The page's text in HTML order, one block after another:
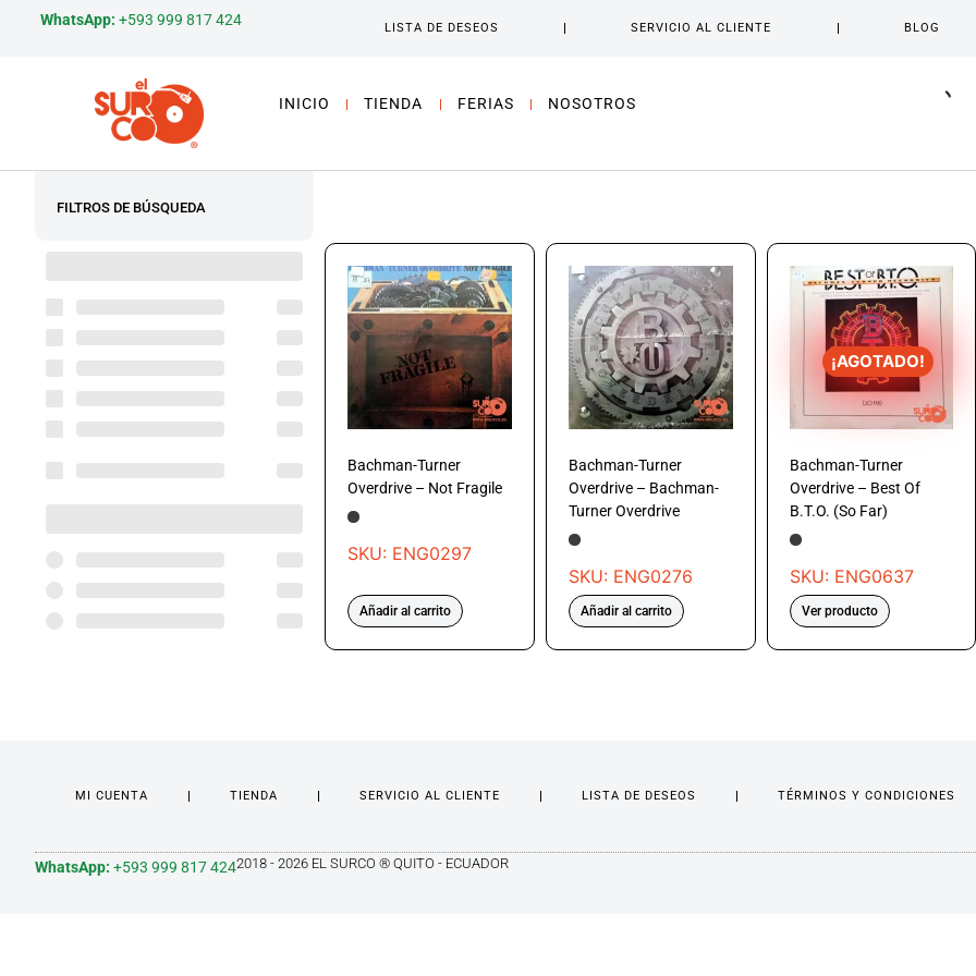
WhatsApp: +593 999 817 424 LISTA DE DESEOS SERVICIO AL CLIENTE BLOG
INICIO TIENDA FERIAS NOSOTROS
FILTROS DE BÚSQUEDA
Bachman-Turner
Overdrive – Not Fragile
SKU: ENG0297
Añadir al carrito
Bachman-Turner
Overdrive – Bachman-
Turner Overdrive
SKU: ENG0276
Añadir al carrito
¡AGOTADO!
Bachman-Turner
Overdrive – Best Of
B.T.O. (So Far)
SKU: ENG0637
Ver producto
MI CUENTA TIENDA SERVICIO AL CLIENTE LISTA DE DESEOS TÉRMINOS Y CONDICIONES
WhatsApp: +593 999 817 4242018 - 2026 EL SURCO ® QUITO - ECUADOR